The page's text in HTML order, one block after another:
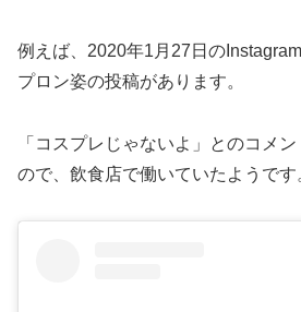
例えば、2020年1月27日の
プロン姿の投稿があります。
「コスプレじゃないよ」とのコメ
ので、飲食店で働いていたようです